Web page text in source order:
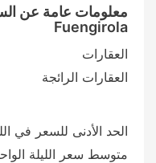
معلومات عامة عن
Fuengirola
العقارات
العقارات الرائجة
الحد الأدنى للسعر في
متوسط سعر الليلة